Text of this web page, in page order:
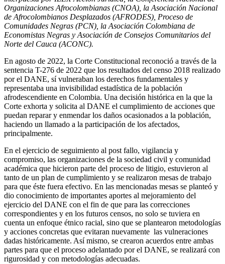
Organizaciones Afrocolombianas (CNOA), la Asociación Nacional
de Afrocolombianos Desplazados (AFRODES), Proceso de
Comunidades Negras (PCN), la Asociación Colombiana de
Economistas Negras y Asociación de Consejos Comunitarios del
Norte del Cauca (ACONC).
En agosto de 2022, la Corte Constitucional reconoció a través de la
sentencia T-276 de 2022 que los resultados del censo 2018 realizado
por el DANE, sí vulneraban los derechos fundamentales y
representaba una invisibilidad estadística de la población
afrodescendiente en Colombia. Una decisión histórica en la que la
Corte exhorta y solicita al DANE el cumplimiento de acciones que
puedan reparar y enmendar los daños ocasionados a la población,
haciendo un llamado a la participación de los afectados,
principalmente.
En el ejercicio de seguimiento al post fallo, vigilancia y
compromiso, las organizaciones de la sociedad civil y comunidad
académica que hicieron parte del proceso de litigio, estuvieron al
tanto de un plan de cumplimiento y se realizaron mesas de trabajo
para que éste fuera efectivo. En las mencionadas mesas se planteó y
dio conocimiento de importantes aportes al mejoramiento del
ejercicio del DANE con el fin de que para las correcciones
correspondientes y en los futuros censos, no solo se tuviera en
cuenta un enfoque étnico racial, sino que se plantearon metodologías
y acciones concretas que evitaran nuevamente las vulneraciones
dadas históricamente. Así mismo, se crearon acuerdos entre ambas
partes para que el proceso adelantado por el DANE, se realizará con
rigurosidad y con metodologías adecuadas.